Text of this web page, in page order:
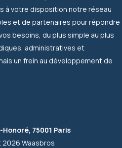
à votre disposition notre réseau
et de partenaires pour répondre
besoins, du plus simple au plus
administratives et
un frein au développement de
75001 Paris
2026 Waasbros